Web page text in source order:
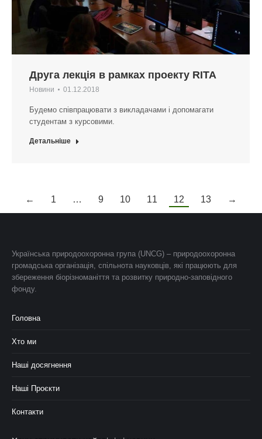
Друга лекція в рамках проекту RITA
Новини 01.12.2018
Будемо співпрацювати з викладачами і допомагати
студентам з курсовими.
Детальніше
← 1 … 9 10 11 12 13 →
Українська природоохоронна група (UNCG) – природоохоронна
громадська організація, спільнота науковців, які працюють для
збереження біорізноманіття та розвитку природно-заповідного
фонду.
Головна
Хто ми
Наші досягнення
Наші Проєкти
Контакти